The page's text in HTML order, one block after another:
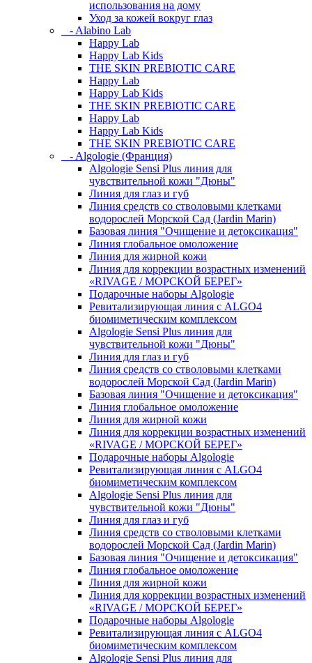
использования на дому
Уход за кожей вокруг глаз
- Alabino Lab
Happy Lab
Happy Lab Kids
THE SKIN PREBIOTIC CARE
Happy Lab
Happy Lab Kids
THE SKIN PREBIOTIC CARE
Happy Lab
Happy Lab Kids
THE SKIN PREBIOTIC CARE
- Algologie (Франция)
Algologie Sensi Plus линия для
чувcтвительной кожи "Дюны"
Линия для глаз и губ
Линия средств со стволовыми клетками
водорослей Морской Сад (Jardin Marin)
Базовая линия "Очищение и детоксикация"
Линия глобальное омоложение
Линия для жирной кожи
Линия для коррекции возрастных изменений
«RIVAGE / МОРСКОЙ БЕРЕГ»
Подарочные наборы Algologie
Ревитализирующая линия с ALGO4
биомиметическим комплексом
Algologie Sensi Plus линия для
чувcтвительной кожи "Дюны"
Линия для глаз и губ
Линия средств со стволовыми клетками
водорослей Морской Сад (Jardin Marin)
Базовая линия "Очищение и детоксикация"
Линия глобальное омоложение
Линия для жирной кожи
Линия для коррекции возрастных изменений
«RIVAGE / МОРСКОЙ БЕРЕГ»
Подарочные наборы Algologie
Ревитализирующая линия с ALGO4
биомиметическим комплексом
Algologie Sensi Plus линия для
чувcтвительной кожи "Дюны"
Линия для глаз и губ
Линия средств со стволовыми клетками
водорослей Морской Сад (Jardin Marin)
Базовая линия "Очищение и детоксикация"
Линия глобальное омоложение
Линия для жирной кожи
Линия для коррекции возрастных изменений
«RIVAGE / МОРСКОЙ БЕРЕГ»
Подарочные наборы Algologie
Ревитализирующая линия с ALGO4
биомиметическим комплексом
Algologie Sensi Plus линия для